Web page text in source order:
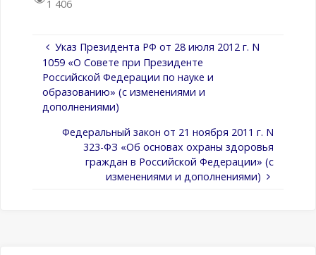
1 406
Указ Президента РФ от 28 июля 2012 г. N
1059 «О Совете при Президенте
Российской Федерации по науке и
образованию» (с изменениями и
дополнениями)
Федеральный закон от 21 ноября 2011 г. N
323-ФЗ «Об основах охраны здоровья
граждан в Российской Федерации» (с
изменениями и дополнениями)